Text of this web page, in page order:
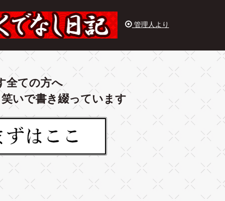
管理人より
全ての方へ
いで書き綴っています